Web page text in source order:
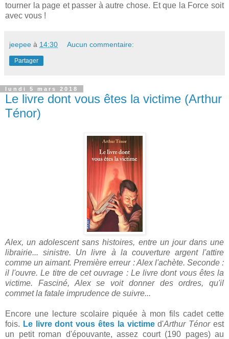
tourner la page et passer à autre chose. Et que la Force soit
avec vous !
jeepee à 14:30 Aucun commentaire:
Partager
lundi 5 mars 2018
Le livre dont vous êtes la victime (Arthur
Ténor)
Alex, un adolescent sans histoires, entre un jour dans une
librairie... sinistre. Un livre à la couverture argent l'attire
comme un aimant. Première erreur : Alex l'achète. Seconde :
ill'ouvre. Le titre de cet ouvrage : Le livre dont vous êtes la
victime. Fasciné, Alex se voit donner des ordres, qu'il
commet la fatale imprudence de suivre...
Encore une lecture scolaire piquée à mon fils cadet cette
fois. Le livre dont vous êtes la victimed'Arthur Ténorest
un petit roman d'épouvante, assez court (190 pages) au